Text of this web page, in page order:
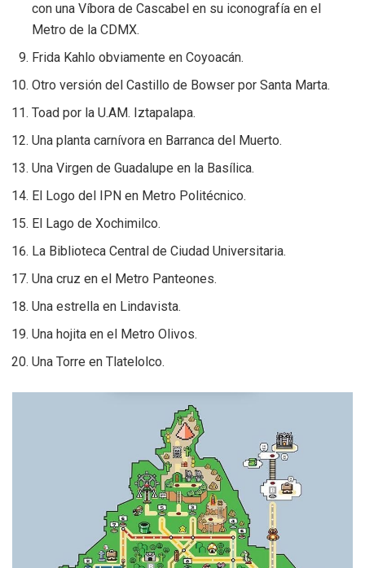
con una Víbora de Cascabel en su iconografía en el
Metro de la CDMX.
Frida Kahlo obviamente en Coyoacán.
Otro versión del Castillo de Bowser por Santa Marta.
Toad por la U.AM. Iztapalapa.
Una planta carnívora en Barranca del Muerto.
Una Virgen de Guadalupe en la Basílica.
El Logo del IPN en Metro Politécnico.
El Lago de Xochimilco.
La Biblioteca Central de Ciudad Universitaria.
Una cruz en el Metro Panteones.
Una estrella en Lindavista.
Una hojita en el Metro Olivos.
Una Torre en Tlatelolco.